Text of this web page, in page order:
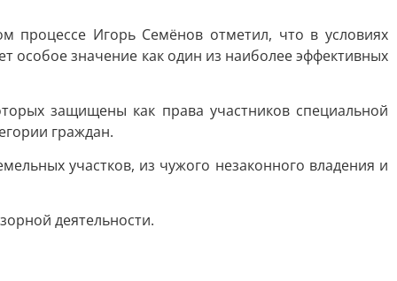
процессе Игорь Семёнов отметил, что в условиях
особое значение как один из наиболее эффективных
защищены как права участников специальной
граждан.
участков, из чужого незаконного владения и
деятельности.